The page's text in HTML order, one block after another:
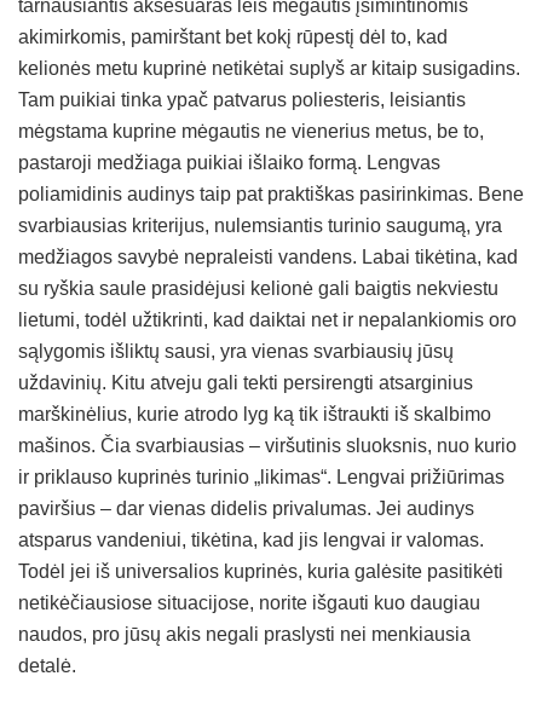
tarnausiantis aksesuaras leis mėgautis įsimintinomis
akimirkomis, pamirštant bet kokį rūpestį dėl to, kad
kelionės metu kuprinė netikėtai suplyš ar kitaip susigadins.
Tam puikiai tinka ypač patvarus poliesteris, leisiantis
mėgstama kuprine mėgautis ne vienerius metus, be to,
pastaroji medžiaga puikiai išlaiko formą. Lengvas
poliamidinis audinys taip pat praktiškas pasirinkimas. Bene
svarbiausias kriterijus, nulemsiantis turinio saugumą, yra
medžiagos savybė nepraleisti vandens. Labai tikėtina, kad
su ryškia saule prasidėjusi kelionė gali baigtis nekviestu
lietumi, todėl užtikrinti, kad daiktai net ir nepalankiomis oro
sąlygomis išliktų sausi, yra vienas svarbiausių jūsų
uždavinių. Kitu atveju gali tekti persirengti atsarginius
marškinėlius, kurie atrodo lyg ką tik ištraukti iš skalbimo
mašinos. Čia svarbiausias – viršutinis sluoksnis, nuo kurio
ir priklauso kuprinės turinio „likimas“. Lengvai prižiūrimas
paviršius – dar vienas didelis privalumas. Jei audinys
atsparus vandeniui, tikėtina, kad jis lengvai ir valomas.
Todėl jei iš universalios kuprinės, kuria galėsite pasitikėti
netikėčiausiose situacijose, norite išgauti kuo daugiau
naudos, pro jūsų akis negali praslysti nei menkiausia
detalė.